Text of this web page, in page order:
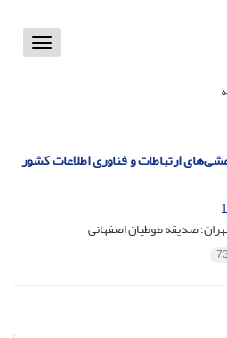
Toggle
ارتباطات و فناوری اطلاعات کشور
صدیقه طوطیان اصفهانی